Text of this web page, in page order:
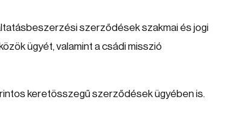
szerződések szakmai és jogi
ügyét, valamint a csádi misszió
keretösszegű szerződések ügyében is.